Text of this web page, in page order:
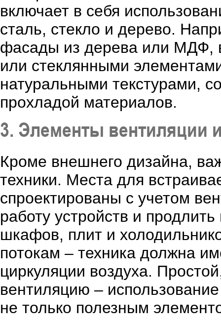
включает в себя
сталь, стекло и дерево.
фасады из дерева или МДФ,
или стеклянными
натуральными текстурами,
прохладой материалов.
3. Элементы вентиляции
Кроме внешнего дизайна,
техники. Места для
спроектированы с учетом
работу устройств и
шкафов, плит и
потокам – техника должна
циркуляции воздуха.
вентиляцию –
не только полезным